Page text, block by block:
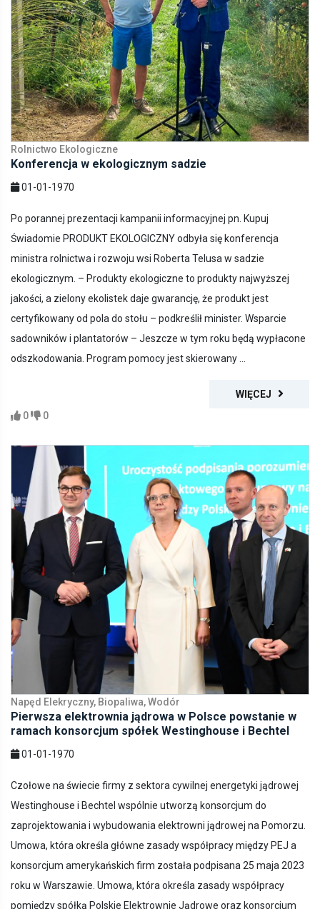
Rolnictwo Ekologiczne
Konferencja w ekologicznym sadzie
01-01-1970
Po porannej prezentacji kampanii informacyjnej pn. Kupuj
Świadomie PRODUKT EKOLOGICZNY odbyła się konferencja
ministra rolnictwa i rozwoju wsi Roberta Telusa w sadzie
ekologicznym. – Produkty ekologiczne to produkty najwyższej
jakości, a zielony ekolistek daje gwarancję, że produkt jest
certyfikowany od pola do stołu – podkreślił minister. Wsparcie
sadowników i plantatorów – Jeszcze w tym roku będą wypłacone
odszkodowania. Program pomocy jest skierowany ...
WIĘCEJ
0
0
Napęd Elekryczny, Biopaliwa, Wodór
Pierwsza elektrownia jądrowa w Polsce powstanie w
ramach konsorcjum spółek Westinghouse i Bechtel
01-01-1970
Czołowe na świecie firmy z sektora cywilnej energetyki jądrowej
Westinghouse i Bechtel wspólnie utworzą konsorcjum do
zaprojektowania i wybudowania elektrowni jądrowej na Pomorzu.
Umowa, która określa główne zasady współpracy między PEJ a
konsorcjum amerykańskich firm została podpisana 25 maja 2023
roku w Warszawie. Umowa, która określa zasady współpracy
pomiędzy spółką Polskie Elektrownie Jądrowe oraz konsorcjum